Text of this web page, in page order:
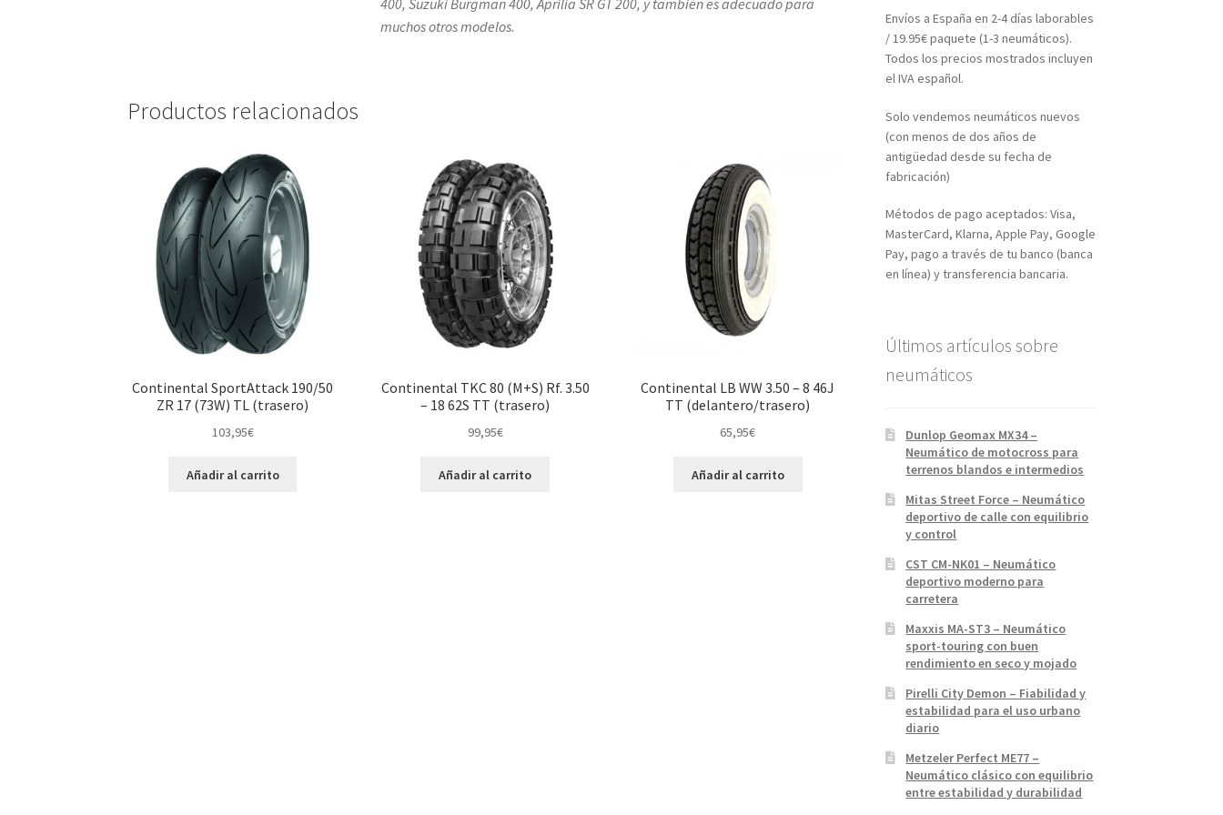
400, Suzuki Burgman 400, Aprilia SR GT 200, y también es adecuado para
muchos otros modelos.
Productos relacionados
Continental SportAttack 190/50
ZR 17 (73W) TL (trasero)
103,95€
Añadir al carrito
Continental TKC 80 (M+S) Rf. 3.50
– 18 62S TT (trasero)
99,95€
Añadir al carrito
Continental LB WW 3.50 – 8 46J
TT (delantero/trasero)
65,95€
Añadir al carrito
Envíos a España en 2-4 días laborables
/ 19.95€ paquete (1-3 neumáticos).
Todos los precios mostrados incluyen
el IVA español.
Solo vendemos neumáticos nuevos
(con menos de dos años de
antigüedad desde su fecha de
fabricación)
Métodos de pago aceptados: Visa,
MasterCard, Klarna, Apple Pay, Google
Pay, pago a través de tu banco (banca
en línea) y transferencia bancaria.
Últimos artículos sobre
neumáticos
Dunlop Geomax MX34 –
Neumático de motocross para
terrenos blandos e intermedios
Mitas Street Force – Neumático
deportivo de calle con equilibrio
y control
CST CM-NK01 – Neumático
deportivo moderno para
carretera
Maxxis MA-ST3 – Neumático
sport-touring con buen
rendimiento en seco y mojado
Pirelli City Demon – Fiabilidad y
estabilidad para el uso urbano
diario
Metzeler Perfect ME77 –
Neumático clásico con equilibrio
entre estabilidad y durabilidad